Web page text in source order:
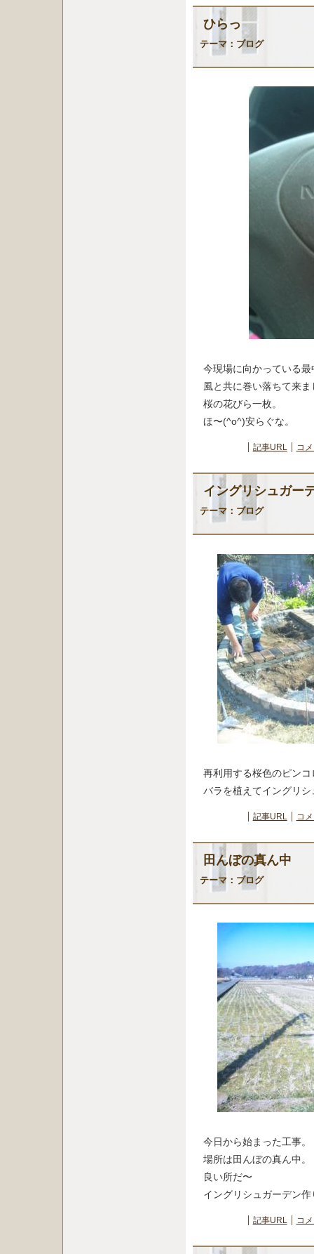
ひらっ
テーマ： ブログ
今現場に向かっている
風と共に巻い落ちて来ま
桜の花びら一枚。
ほ〜(^o^)安らぐな。
記事URL コ
イングリシュガー
テーマ： ブログ
再利用する桜色のピン
バラを植えてイングリ
記事URL コ
田んぼの真ん中
テーマ： ブログ
今日から始まった工事。
場所は田んぼの真ん中。
良い所だ〜
イングリシュガーデン
記事URL コ